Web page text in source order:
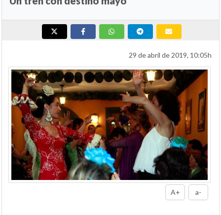
29 de abril de 2019, 10:05h
A+ a-